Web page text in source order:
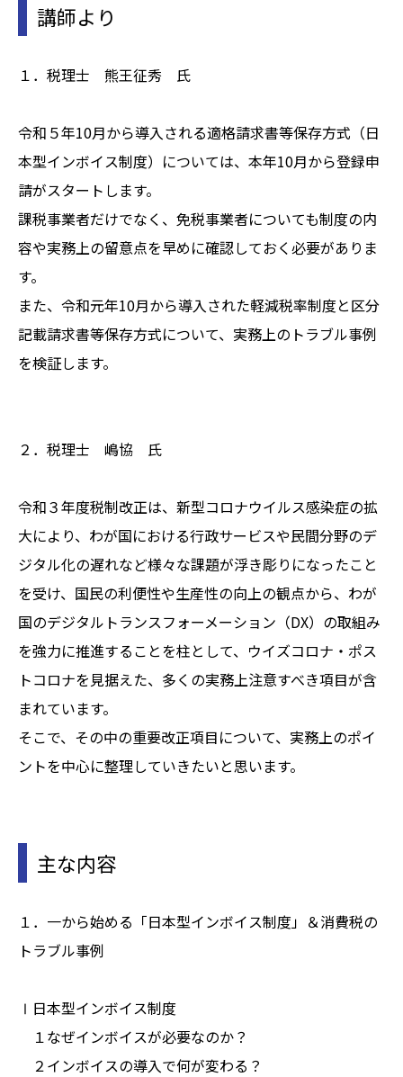
講師より
１．税理士 熊王征秀 氏
令和５年10月から導入される適格請求書等保存方式（日
本型インボイス制度）については、本年10月から登録申
請がスタートします。
課税事業者だけでなく、免税事業者についても制度の内
容や実務上の留意点を早めに確認しておく必要がありま
す。
また、令和元年10月から導入された軽減税率制度と区分
記載請求書等保存方式について、実務上のトラブル事例
を検証します。
２．税理士 嶋協 氏
令和３年度税制改正は、新型コロナウイルス感染症の拡
大により、わが国における行政サービスや民間分野のデ
ジタル化の遅れなど様々な課題が浮き彫りになったこと
を受け、国民の利便性や生産性の向上の観点から、わが
国のデジタルトランスフォーメーション（DX）の取組み
を強力に推進することを柱として、ウイズコロナ・ポス
トコロナを見据えた、多くの実務上注意すべき項目が含
まれています。
そこで、その中の重要改正項目について、実務上のポイ
ントを中心に整理していきたいと思います。
主な内容
１．一から始める「日本型インボイス制度」＆消費税の
トラブル事例
Ⅰ日本型インボイス制度
１なぜインボイスが必要なのか？
２インボイスの導入で何が変わる？